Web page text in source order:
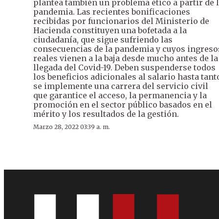
plantea también un problema ético a partir de
pandemia. Las recientes bonificaciones
recibidas por funcionarios del Ministerio de
Hacienda constituyen una bofetada a la
ciudadanía, que sigue sufriendo las
consecuencias de la pandemia y cuyos
reales vienen a la baja desde mucho antes de la
llegada del Covid-19. Deben suspenderse todos
los beneficios adicionales al salario hasta
se implemente una carrera del servicio civil
que garantice el acceso, la permanencia y la
promoción en el sector público basados en el
mérito y los resultados de la gestión.
Marzo 28, 2022 03:39 a. m.